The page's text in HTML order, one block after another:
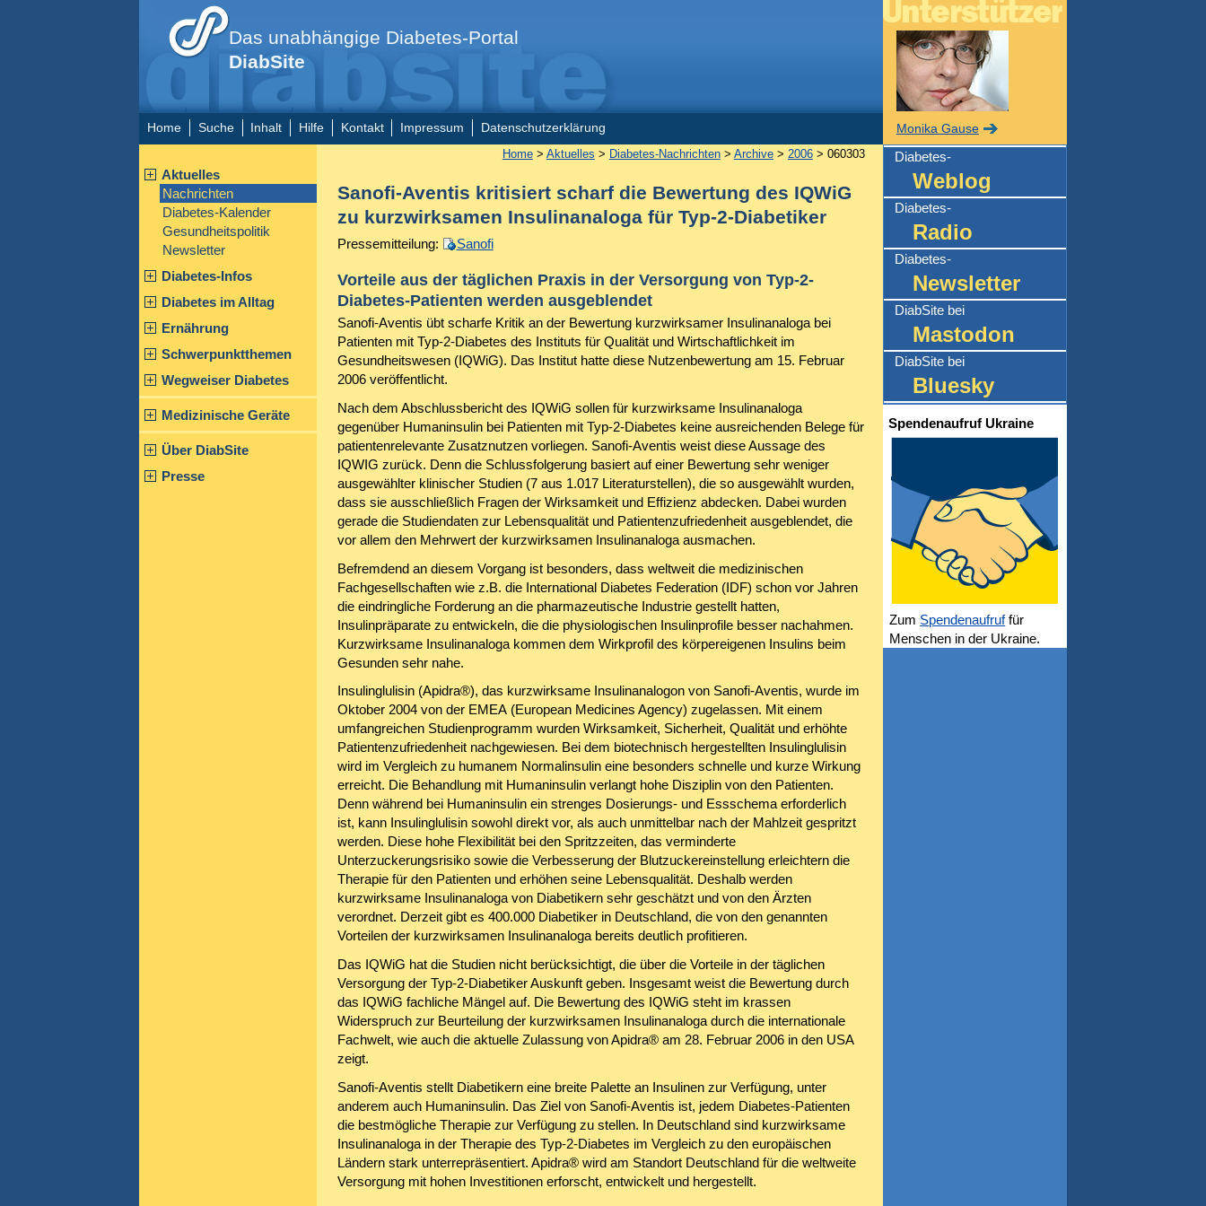
Das unabhängige Diabetes-Portal
DiabSite
Home Suche Inhalt Hilfe Kontakt Impressum Datenschutzerklärung
Aktuelles
Nachrichten
Diabetes-Kalender
Gesundheitspolitik
Newsletter
Diabetes-Infos
Diabetes im Alltag
Ernährung
Schwerpunktthemen
Wegweiser Diabetes
Medizinische Geräte
Über DiabSite
Presse
Home> Aktuelles > Diabetes-Nachrichten> Archive> 2006> 060303
Sanofi-Aventis kritisiert scharf die Bewertung des IQWiG
zu kurzwirksamen Insulinanaloga für Typ-2-Diabetiker
Pressemitteilung: Sanofi
Vorteile aus der täglichen Praxis in der Versorgung von Typ-2-
Diabetes-Patienten werden ausgeblendet
Sanofi-Aventis übt scharfe Kritik an der Bewertung kurzwirksamer Insulinanaloga bei
Patienten mit Typ-2-Diabetes des Instituts für Qualität und Wirtschaftlichkeit im
Gesundheitswesen (IQWiG). Das Institut hatte diese Nutzenbewertung am 15. Februar
2006 veröffentlicht.
Nach dem Abschlussbericht des IQWiG sollen für kurzwirksame Insulinanaloga
gegenüber Humaninsulin bei Patienten mit Typ-2-Diabetes keine ausreichenden Belege für
patientenrelevante Zusatznutzen vorliegen. Sanofi-Aventis weist diese Aussage des
IQWIG zurück. Denn die Schlussfolgerung basiert auf einer Bewertung sehr weniger
ausgewählter klinischer Studien (7 aus 1.017 Literaturstellen), die so ausgewählt wurden,
dass sie ausschließlich Fragen der Wirksamkeit und Effizienz abdecken. Dabei wurden
gerade die Studiendaten zur Lebensqualität und Patientenzufriedenheit ausgeblendet, die
vor allem den Mehrwert der kurzwirksamen Insulinanaloga ausmachen.
Befremdend an diesem Vorgang ist besonders, dass weltweit die medizinischen
Fachgesellschaften wie z.B. die International Diabetes Federation (IDF) schon vor Jahren
die eindringliche Forderung an die pharmazeutische Industrie gestellt hatten,
Insulinpräparate zu entwickeln, die die physiologischen Insulinprofile besser nachahmen.
Kurzwirksame Insulinanaloga kommen dem Wirkprofil des körpereigenen Insulins beim
Gesunden sehr nahe.
Insulinglulisin (Apidra®), das kurzwirksame Insulinanalogon von Sanofi-Aventis, wurde im
Oktober 2004 von der EMEA (European Medicines Agency) zugelassen. Mit einem
umfangreichen Studienprogramm wurden Wirksamkeit, Sicherheit, Qualität und erhöhte
Patientenzufriedenheit nachgewiesen. Bei dem biotechnisch hergestellten Insulinglulisin
wird im Vergleich zu humanem Normalinsulin eine besonders schnelle und kurze Wirkung
erreicht. Die Behandlung mit Humaninsulin verlangt hohe Disziplin von den Patienten.
Denn während bei Humaninsulin ein strenges Dosierungs- und Essschema erforderlich
ist, kann Insulinglulisin sowohl direkt vor, als auch unmittelbar nach der Mahlzeit gespritzt
werden. Diese hohe Flexibilität bei den Spritzzeiten, das verminderte
Unterzuckerungsrisiko sowie die Verbesserung der Blutzuckereinstellung erleichtern die
Therapie für den Patienten und erhöhen seine Lebensqualität. Deshalb werden
kurzwirksame Insulinanaloga von Diabetikern sehr geschätzt und von den Ärzten
verordnet. Derzeit gibt es 400.000 Diabetiker in Deutschland, die von den genannten
Vorteilen der kurzwirksamen Insulinanaloga bereits deutlich profitieren.
Das IQWiG hat die Studien nicht berücksichtigt, die über die Vorteile in der täglichen
Versorgung der Typ-2-Diabetiker Auskunft geben. Insgesamt weist die Bewertung durch
das IQWiG fachliche Mängel auf. Die Bewertung des IQWiG steht im krassen
Widerspruch zur Beurteilung der kurzwirksamen Insulinanaloga durch die internationale
Fachwelt, wie auch die aktuelle Zulassung von Apidra® am 28. Februar 2006 in den USA
zeigt.
Sanofi-Aventis stellt Diabetikern eine breite Palette an Insulinen zur Verfügung, unter
anderem auch Humaninsulin. Das Ziel von Sanofi-Aventis ist, jedem Diabetes-Patienten
die bestmögliche Therapie zur Verfügung zu stellen. In Deutschland sind kurzwirksame
Insulinanaloga in der Therapie des Typ-2-Diabetes im Vergleich zu den europäischen
Ländern stark unterrepräsentiert. Apidra® wird am Standort Deutschland für die weltweite
Versorgung mit hohen Investitionen erforscht, entwickelt und hergestellt.
Monika Gause
Diabetes-
Weblog
Diabetes-
Radio
Diabetes-
Newsletter
DiabSite bei
Mastodon
DiabSite bei
Bluesky
Spendenaufruf Ukraine
Zum Spendenaufruffür
Menschen in der Ukraine.